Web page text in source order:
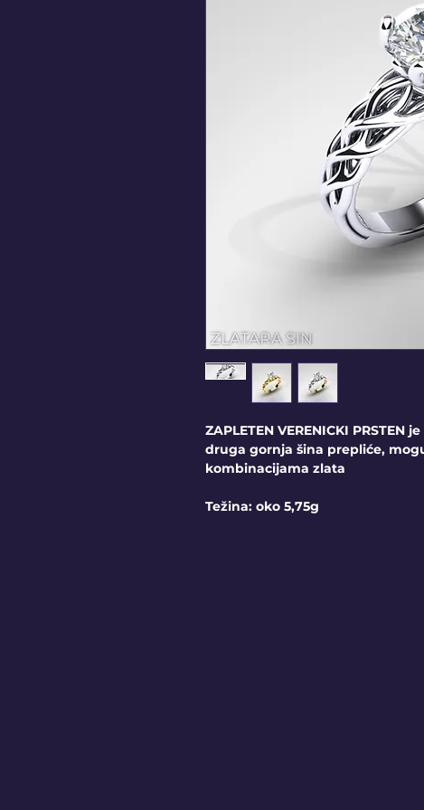
ZAPLETEN VERENICKI
druga gornja šina prepliće,
kombinacijama zlata
Težina: oko 5,75g